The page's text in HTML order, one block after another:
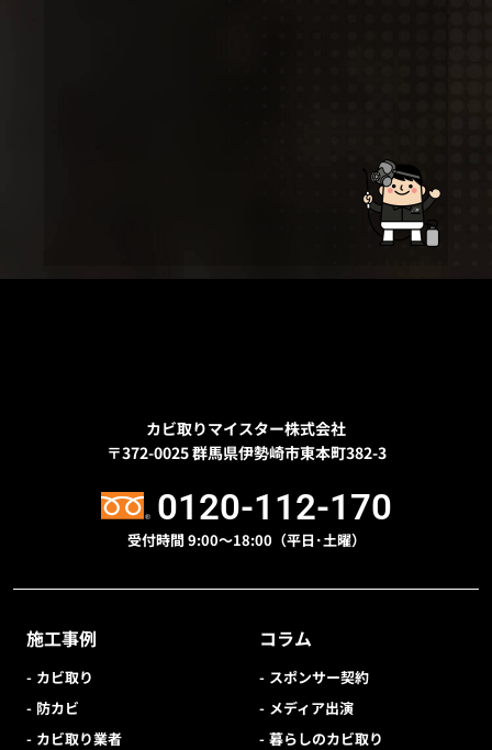
カビ取りマイスター株式会社
〒372-0025群馬県伊勢崎市東本町382-3
0120-112-170
受付時間 9:00〜18:00（平日･土曜）
施工事例
カビ取り
防カビ
カビ取り業者
コラム
スポンサー契約
メディア出演
暮らしのカビ取り